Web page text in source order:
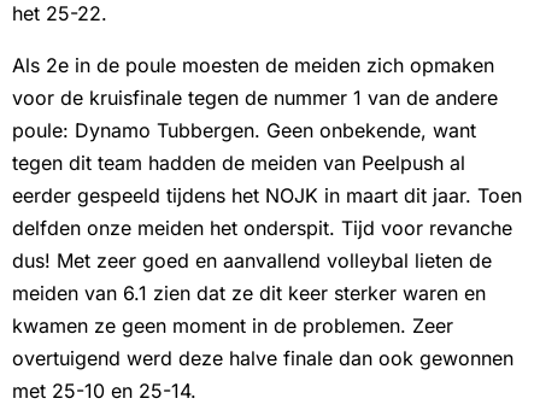
het 25-22. ​
Als 2e in de poule moesten de meiden zich opmaken
voor de kruisfinale tegen de nummer 1 van de andere
poule: Dynamo Tubbergen. Geen onbekende, want
tegen dit team hadden de meiden van Peelpush al
eerder gespeeld tijdens het NOJK in maart dit jaar. Toen
delfden onze meiden het onderspit. Tijd voor revanche
dus! Met zeer goed en aanvallend volleybal lieten de
meiden van 6.1 zien dat ze dit keer sterker waren en
kwamen ze geen moment in de problemen. Zeer
overtuigend werd deze halve finale dan ook gewonnen
met 25-10 en 25-14.